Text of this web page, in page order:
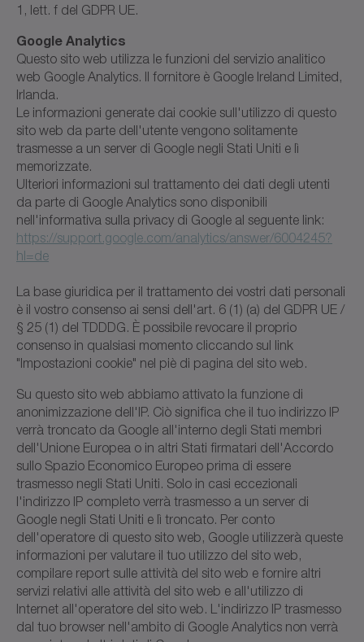
1, lett. f del GDPR UE.
Google Analytics
Questo sito web utilizza le funzioni del servizio analitico
web Google Analytics. Il fornitore è Google Ireland Limited,
Irlanda.
Le informazioni generate dai cookie sull'utilizzo di questo
sito web da parte dell'utente vengono solitamente
trasmesse a un server di Google negli Stati Uniti e lì
memorizzate.
Ulteriori informazioni sul trattamento dei dati degli utenti
da parte di Google Analytics sono disponibili
nell'informativa sulla privacy di Google al seguente link:
https://support.google.com/analytics/answer/6004245?
hl=de
La base giuridica per il trattamento dei vostri dati personali
è il vostro consenso ai sensi dell'art. 6 (1) (a) del GDPR UE /
§ 25 (1) del TDDDG. È possibile revocare il proprio
consenso in qualsiasi momento cliccando sul link
"Impostazioni cookie" nel piè di pagina del sito web.
Su questo sito web abbiamo attivato la funzione di
anonimizzazione dell'IP. Ciò significa che il tuo indirizzo IP
verrà troncato da Google all'interno degli Stati membri
dell'Unione Europea o in altri Stati firmatari dell'Accordo
sullo Spazio Economico Europeo prima di essere
trasmesso negli Stati Uniti. Solo in casi eccezionali
l'indirizzo IP completo verrà trasmesso a un server di
Google negli Stati Uniti e lì troncato. Per conto
dell'operatore di questo sito web, Google utilizzerà queste
informazioni per valutare il tuo utilizzo del sito web,
compilare report sulle attività del sito web e fornire altri
servizi relativi alle attività del sito web e all'utilizzo di
Internet all'operatore del sito web. L'indirizzo IP trasmesso
dal tuo browser nell'ambito di Google Analytics non verrà